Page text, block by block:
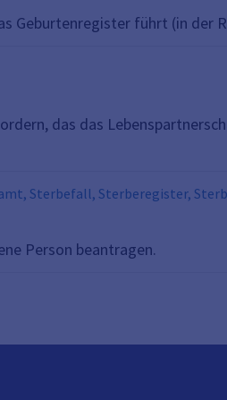
Geburtenregister führt (in der
das das
Sterbefall, Sterberegister,
Person beantragen.